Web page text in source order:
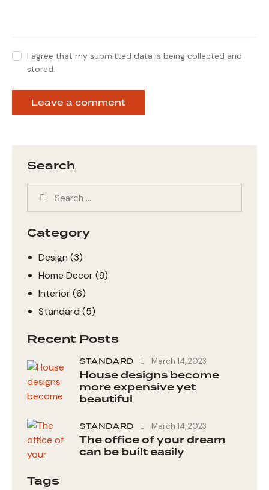
I agree that my submitted data is being collected and
stored.
Search
Category
Design (3)
Home Decor(9)
Interior(6)
Standard (5)
Recent Posts
STANDARD March 14, 2023
House designs become
more expensive yet
beautiful
STANDARD March 14, 2023
The office of your dream
can be built easily
Tags